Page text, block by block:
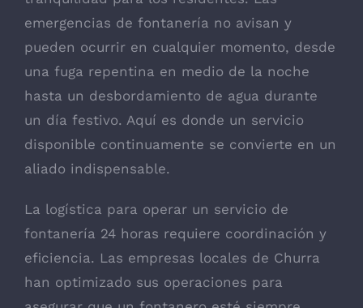
emergencias de fontanería no avisan y
pueden ocurrir en cualquier momento, desde
una fuga repentina en medio de la noche
hasta un desbordamiento de agua durante
un día festivo. Aquí es donde un servicio
disponible continuamente se convierte en un
aliado indispensable.
La logística para operar un servicio de
fontanería 24 horas requiere coordinación y
eficiencia. Las empresas locales de Churra
han optimizado sus operaciones para